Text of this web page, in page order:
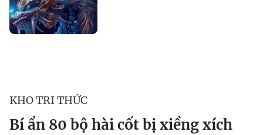
KHO TRI THỨC
Bí ẩn 80 bộ hài cốt bị xiềng xích